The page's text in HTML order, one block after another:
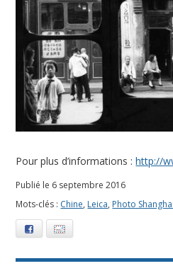
Pour plus d’informations :http://
Publié le 6 septembre 2016
Mots-clés : Chine, Leica, Photo Shanghai
Facebook